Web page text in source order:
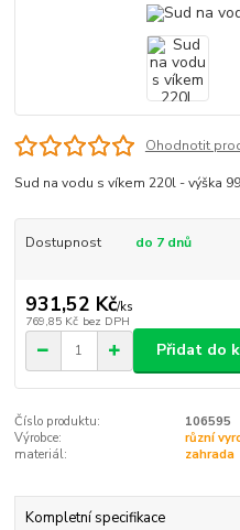
Ohodnotit
Sud na vodu s víkem 220l - výška
Dostupnost do 7 dnů
931,52 Kč/ks
769,85 Kč bez DPH
Přidat do
Číslo produktu:
106595
Výrobce:
různí
materiál:
zahrada
Kompletní specifikace